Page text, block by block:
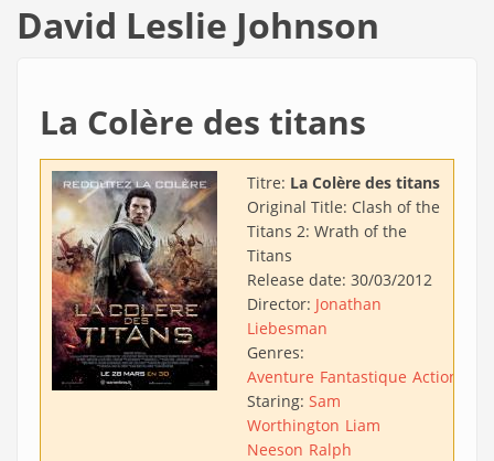
David Leslie Johnson
La Colère des titans
Titre: La Colère des titans
Original Title: Clash of the
Titans 2: Wrath of the
Titans
Release date: 30/03/2012
Director: Jonathan
Liebesman
Genres:
Aventure Fantastique Action
Staring: Sam
Worthington Liam
Neeson Ralph